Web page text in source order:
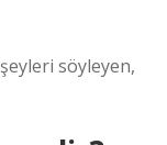
söyleyen,